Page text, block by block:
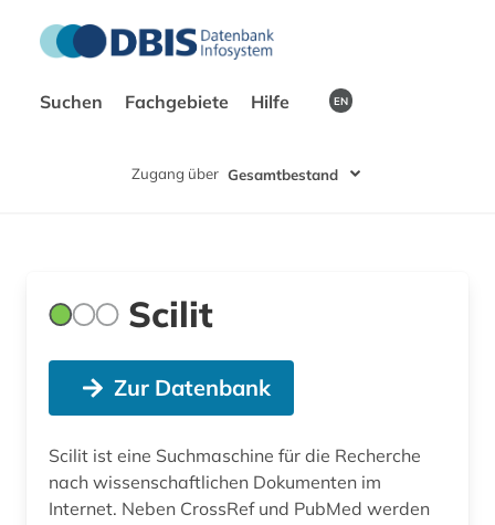
Suchen Fachgebiete Hilfe EN
Zugang über Gesamtbestand
Scilit
Zur Datenbank
Scilit ist eine Suchmaschine für die Recherche
nach wissenschaftlichen Dokumenten im
Internet. Neben CrossRef und PubMed werden